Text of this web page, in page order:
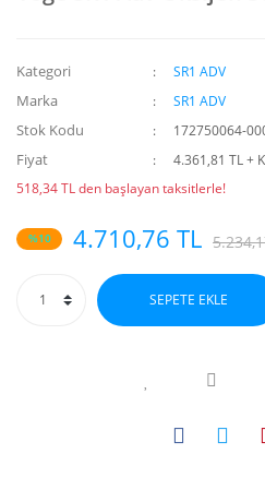
Kategori SR1 ADV
Marka SR1 ADV
Stok Kodu 172750064-
Fiyat
4.361,81 TL +
518,34 TL den başlayan taksitlerle!
%10 4.710,76 TL
SEPETE EKLE